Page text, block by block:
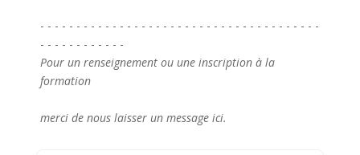
- - - - - - - - - - - - - - - - - - - - - - - - - - - - - - - - - - - - - - -
- - - - - - - - - - - -
Pour un renseignement ou une inscription à la
formation
merci de nous laisser un message ici.